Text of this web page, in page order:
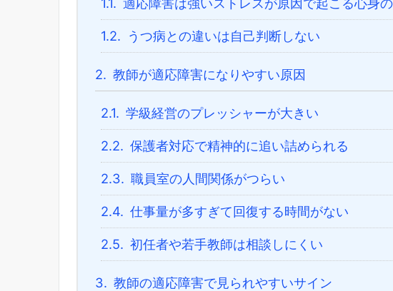
1.2. うつ病との違いは自己判断しない
2. 教師が適応障害になりやすい原因
2.1. 学級経営のプレッシャーが大きい
2.2. 保護者対応で精神的に追い詰められる
2.3. 職員室の人間関係がつらい
2.4. 仕事量が多すぎて回復する時間がない
2.5. 初任者や若手教師は相談しにくい
3. 教師の適応障害で見られやすいサイン